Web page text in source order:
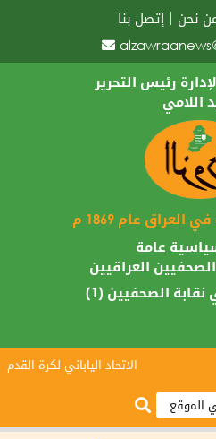
نحن
إتصل بنا
رئيس التحرير
اللامي
عام 1869 م
عامة
العراقيين
الصحفيين (1)
الاتحاد الياباني لكرة القدم